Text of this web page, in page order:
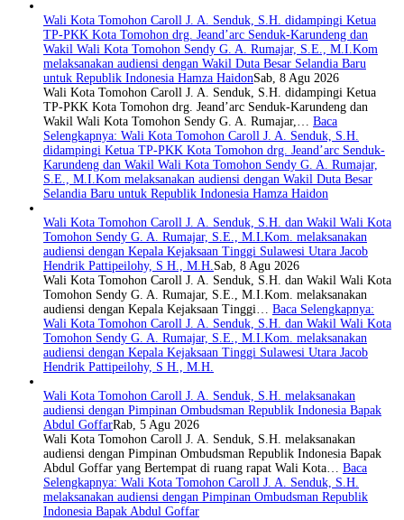
Wali Kota Tomohon Caroll J. A. Senduk, S.H. didampingi Ketua
TP-PKK Kota Tomohon drg. Jeand’arc Senduk-Karundeng dan
Wakil Wali Kota Tomohon Sendy G. A. Rumajar, S.E., M.I.Kom
melaksanakan audiensi dengan Wakil Duta Besar Selandia Baru
untuk Republik Indonesia Hamza HaidonSab, 8 Agu 2026
Wali Kota Tomohon Caroll J. A. Senduk, S.H. didampingi Ketua
TP-PKK Kota Tomohon drg. Jeand’arc Senduk-Karundeng dan
Wakil Wali Kota Tomohon Sendy G. A. Rumajar,… Baca
Selengkapnya: Wali Kota Tomohon Caroll J. A. Senduk, S.H.
didampingi Ketua TP-PKK Kota Tomohon drg. Jeand’arc Senduk-
Karundeng dan Wakil Wali Kota Tomohon Sendy G. A. Rumajar,
S.E., M.I.Kom melaksanakan audiensi dengan Wakil Duta Besar
Selandia Baru untuk Republik Indonesia Hamza Haidon
Wali Kota Tomohon Caroll J. A. Senduk, S.H. dan Wakil Wali Kota
Tomohon Sendy G. A. Rumajar, S.E., M.I.Kom. melaksanakan
audiensi dengan Kepala Kejaksaan Tinggi Sulawesi Utara Jacob
Hendrik Pattipeilohy, S H., M.H.Sab, 8 Agu 2026
Wali Kota Tomohon Caroll J. A. Senduk, S.H. dan Wakil Wali Kota
Tomohon Sendy G. A. Rumajar, S.E., M.I.Kom. melaksanakan
audiensi dengan Kepala Kejaksaan Tinggi… Baca Selengkapnya:
Wali Kota Tomohon Caroll J. A. Senduk, S.H. dan Wakil Wali Kota
Tomohon Sendy G. A. Rumajar, S.E., M.I.Kom. melaksanakan
audiensi dengan Kepala Kejaksaan Tinggi Sulawesi Utara Jacob
Hendrik Pattipeilohy, S H., M.H.
Wali Kota Tomohon Caroll J. A. Senduk, S.H. melaksanakan
audiensi dengan Pimpinan Ombudsman Republik Indonesia Bapak
Abdul GoffarRab, 5 Agu 2026
Wali Kota Tomohon Caroll J. A. Senduk, S.H. melaksanakan
audiensi dengan Pimpinan Ombudsman Republik Indonesia Bapak
Abdul Goffar yang Bertempat di ruang rapat Wali Kota… Baca
Selengkapnya: Wali Kota Tomohon Caroll J. A. Senduk, S.H.
melaksanakan audiensi dengan Pimpinan Ombudsman Republik
Indonesia Bapak Abdul Goffar